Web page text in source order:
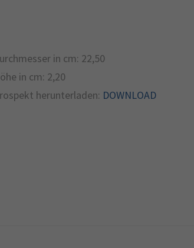
in cm: 22,50
in cm: 2,20
herunterladen: DOWNLOAD